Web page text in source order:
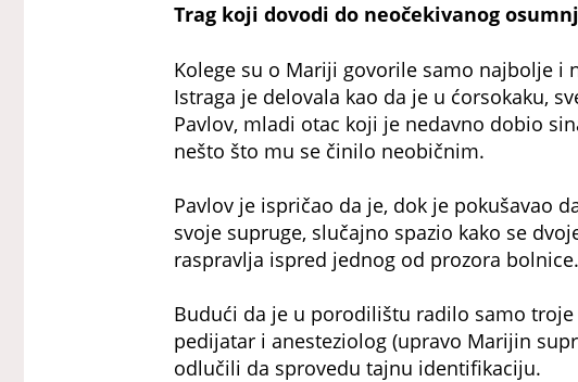
Trag koji dovodi do neočekivanog
Kolege su o Mariji govorile samo najbolje i
Istraga je delovala kao da je u ćorsokaku,
Pavlov, mladi otac koji je nedavno dobio
nešto što mu se činilo neobičnim.
Pavlov je ispričao da je, dok je pokušavao
svoje supruge, slučajno spazio kako se
raspravlja ispred jednog od prozora
Budući da je u porodilištu radilo samo
pedijatar i anesteziolog (upravо Marijin
odlučili da sprovedu tajnu identifikaciju.